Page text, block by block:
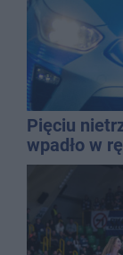
Pięciu
wpadło w
promila